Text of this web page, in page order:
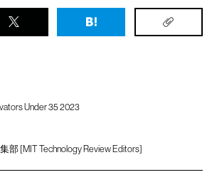
Under 35 2023
部 [MIT Technology Review Editors]